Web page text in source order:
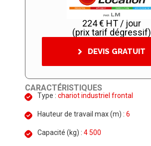
224 € HT / jour
(prix tarif dégressif)
DEVIS GRATUIT
CARACTÉRISTIQUES
Type : chariot industriel frontal
Hauteur de travail max (m) : 6
Capacité (kg) : 4 500